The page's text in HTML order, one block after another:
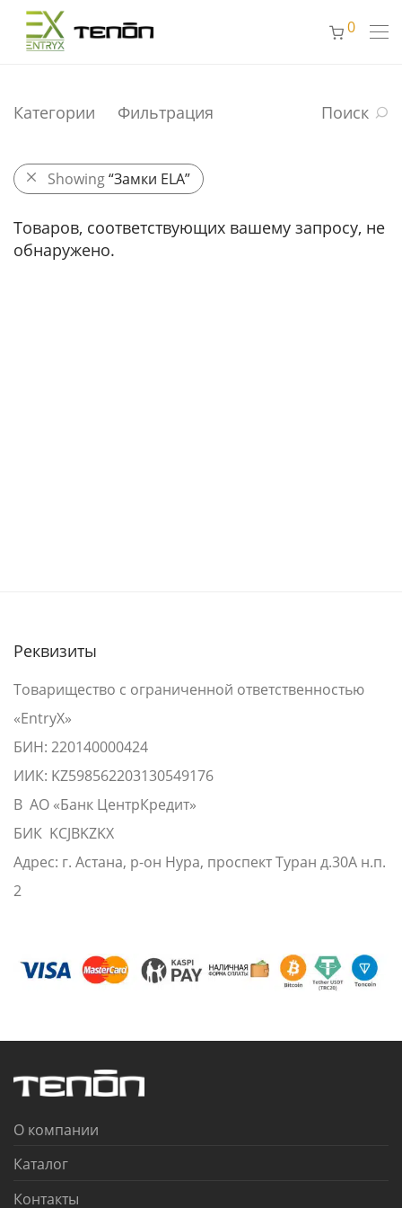
0
Категории Фильтрация Поиск
Showing“Замки ELA”
Товаров, соответствующих вашему запросу, не
обнаружено.
Реквизиты
Товарищество с ограниченной ответственностью
«EntryX»
БИН: 220140000424
ИИК: KZ598562203130549176
В АО «Банк ЦентрКредит»
БИК KCJBKZKX
Адрес: г. Астана, р-он Нура, проспект Туран д.30А н.п.
2
О компании
Каталог
Контакты